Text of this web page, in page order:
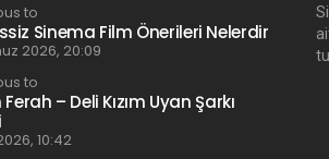
to
Sinema Film Önerileri Nelerdir
2026, 20:09
to
– Deli Kızım Uyan Şarkı
10:42